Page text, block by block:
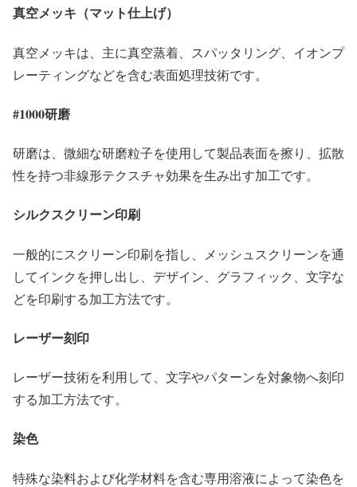
真空メッキ（マット仕上げ）
真空メッキは、主に真空蒸着、スパッタリング、イオンプ
レーティングなどを含む表面処理技術です。
#1000研磨
研磨は、微細な研磨粒子を使用して製品表面を擦り、拡散
性を持つ非線形テクスチャ効果を生み出す加工です。
シルクスクリーン印刷
一般的にスクリーン印刷を指し、メッシュスクリーンを通
してインクを押し出し、デザイン、グラフィック、文字な
どを印刷する加工方法です。
レーザー刻印
レーザー技術を利用して、文字やパターンを対象物へ刻印
する加工方法です。
染色
特殊な染料および化学材料を含む専用溶液によって染色を